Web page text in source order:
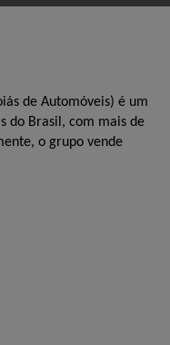
de Automóveis) é um
do Brasil, com mais de
o grupo vende